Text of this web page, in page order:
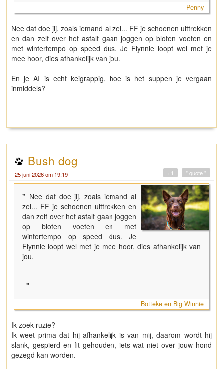
Penny
Nee dat doe jij, zoals iemand al zei... FF je schoenen uittrekken
en dan zelf over het asfalt gaan joggen op bloten voeten en
met wintertempo op speed dus. Je Flynnie loopt wel met je
mee hoor, dies afhankelijk van jou.
En je AI is echt keigrappig, hoe is het suppen je vergaan
inmiddels?
Bush dog
25 juni 2026 om 19:19 " quote "
+1
" Nee dat doe jij, zoals iemand al
zei... FF je schoenen uittrekken en
dan zelf over het asfalt gaan joggen
op bloten voeten en met
wintertempo op speed dus. Je
Flynnie loopt wel met je mee hoor, dies afhankelijk van
jou.
"
Botteke en Big Winnie
Ik zoek ruzie?
Ik weet prima dat hij afhankelijk is van mij, daarom wordt hij
slank, gespierd en fit gehouden, iets wat niet over jouw hond
gezegd kan worden.